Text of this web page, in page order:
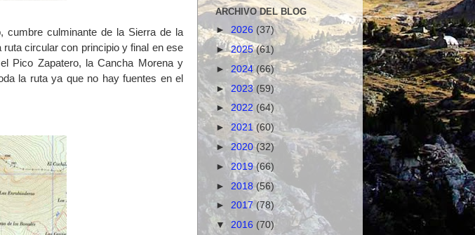
cumbre culminante de la Sierra de la
circular con principio y final en ese
Pico Zapatero, la Cancha Morena y
la ruta ya que no hay fuentes en el
ARCHIVO DEL BLOG
► 2026 (37)
►2025(61)
► 2024(66)
►2023(59)
► 2022 (64)
► 2021(60)
►2020(32)
►2019(66)
► 2018(56)
► 2017(78)
▼ 2016 (70)